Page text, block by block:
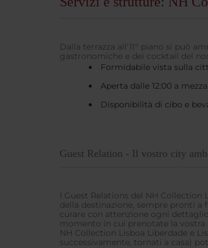
Dalla terrazza all'11° piano si può
gastronomiche e dei cocktail del
Formidabile vista sulla
Aperta dalle 12:00 a
Disponibilità di cibo e
Guest Relation - Il vostro city
I Guest Relations del NH
della destinazione, sempre pronti
curare con attenzione ogni
momento in cui prenotate la vostra
NH Collection Lisboa Liberdade e
successivamente, tornati a casa)